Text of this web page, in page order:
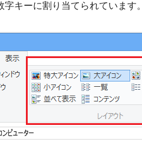
字キーに割り当てられています。